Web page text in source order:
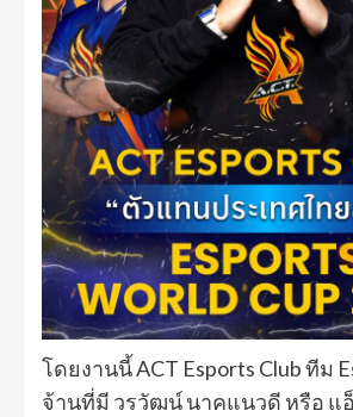
โดยงานนี้ ACT Esports Club ทีม
จ้านที่มี วรวัฒน์ นาคแนวดี หรือ แ